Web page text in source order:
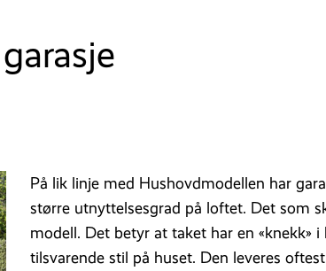
På lik linje med Hushovdmodellen har
større utnyttelsesgrad på loftet. Det som
modell. Det betyr at taket har en «knekk»
tilsvarende stil på huset. Den leveres